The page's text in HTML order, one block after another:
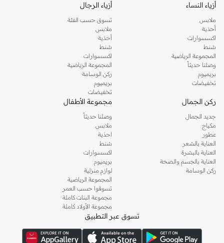
أزياء النساء
ملابس
أحذية
اكسسوارات
شنط
المجموعة الرياضية
وصلنا حديثاً
بريميوم
تخفيضات
أزياء الرجال
تسوق حسب الفئة
ملابس
أحذية
شنط
اكسسوارات
المجموعة الرياضية
ركن الوسامة
بريميوم
تخفيضات
ركن الجمال
جديد الجمال
مكياج
عطور
العناية بالشعر
العناية بالبشرة
العناية بالجسم والصحة
ركن الوسامة
مجموعة الأطفال
وصلنا حديثاً
ملابس
احذية
شنط
اكسسوارات
بريميوم
لوازم منزلية
المجموعة الرياضية
تسوقوا حسب العمر
مجموعة البنات كاملة
مجموعة الأولاد كاملة
تسوق عبر التطبيق